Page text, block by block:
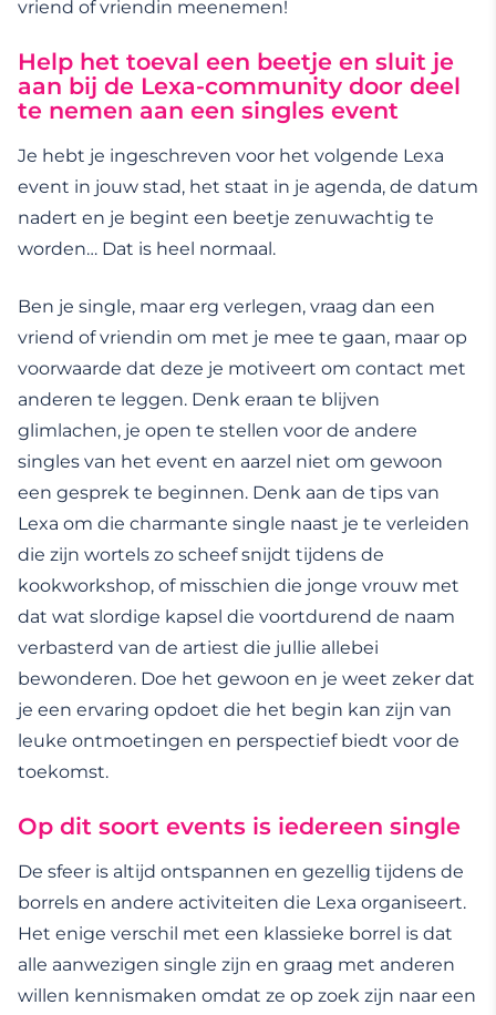
vriend of vriendin meenemen!
Help het toeval een beetje en sluit je
aan bij de Lexa-community door deel
te nemen aan een singles event
Je hebt je ingeschreven voor het volgende Lexa
event in jouw stad, het staat in je agenda, de datum
nadert en je begint een beetje zenuwachtig te
worden… Dat is heel normaal.
Ben je single, maar erg verlegen, vraag dan een
vriend of vriendin om met je mee te gaan, maar op
voorwaarde dat deze je motiveert om contact met
anderen te leggen. Denk eraan te blijven
glimlachen, je open te stellen voor de andere
singles van het event en aarzel niet om gewoon
een gesprek te beginnen. Denk aan de tips van
Lexa om die charmante single naast je te verleiden
die zijn wortels zo scheef snijdt tijdens de
kookworkshop, of misschien die jonge vrouw met
dat wat slordige kapsel die voortdurend de naam
verbasterd van de artiest die jullie allebei
bewonderen. Doe het gewoon en je weet zeker dat
je een ervaring opdoet die het begin kan zijn van
leuke ontmoetingen en perspectief biedt voor de
toekomst.
Op dit soort events is iedereen single
De sfeer is altijd ontspannen en gezellig tijdens de
borrels en andere activiteiten die Lexa organiseert.
Het enige verschil met een klassieke borrel is dat
alle aanwezigen single zijn en graag met anderen
willen kennismaken omdat ze op zoek zijn naar een